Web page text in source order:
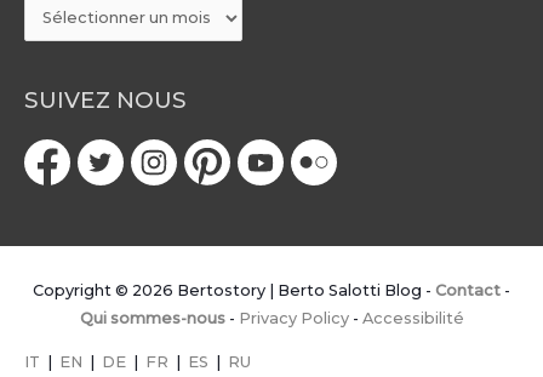
SUIVEZ NOUS
Copyright © 2026 Bertostory | Berto Salotti Blog - Contact -
Qui sommes-nous- Privacy Policy- Accessibilité
IT EN DE FR ES RU